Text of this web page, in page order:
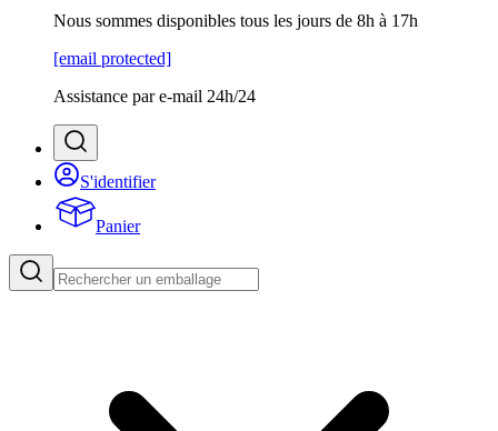
Nous sommes disponibles tous les jours de 8h à 17h
[email protected]
Assistance par e-mail 24h/24
S'identifier
Panier